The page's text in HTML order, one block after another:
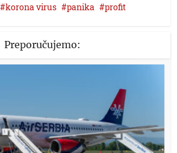
korona virus panika profit
Preporučujemo: